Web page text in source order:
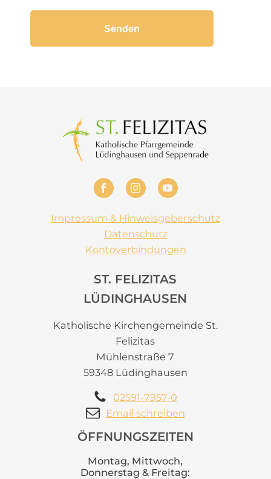
Impressum & Hinweisgeberschutz
Datenschutz
Kontoverbindungen
ST. FELIZITAS
LÜDINGHAUSEN
Katholische Kirchengemeinde St.
Felizitas
Mühlenstraße 7
59348 Lüdinghausen
02591-7957-0
Email schreiben
ÖFFNUNGSZEITEN
Montag, Mittwoch,
Donnerstag & Freitag: